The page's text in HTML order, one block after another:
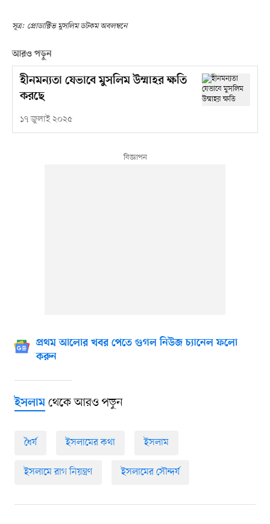
সূত্র: প্রোডাক্টিভ মুসলিম ডটকম অবলম্বনে
আরও পড়ুন
হীনমন্যতা যেভাবে মুসলিম উম্মাহর ক্ষতি
করছে
১৭ জুলাই ২০২৫
প্রথম আলোর খবর পেতে গুগল নিউজ চ্যানেল ফলো
করুন
ইসলামথেকে আরও পড়ুন
ধৈর্য ইসলামের কথা ইসলাম
ইসলামে রাগ নিয়ন্ত্রণ ইসলামের সৌন্দর্য